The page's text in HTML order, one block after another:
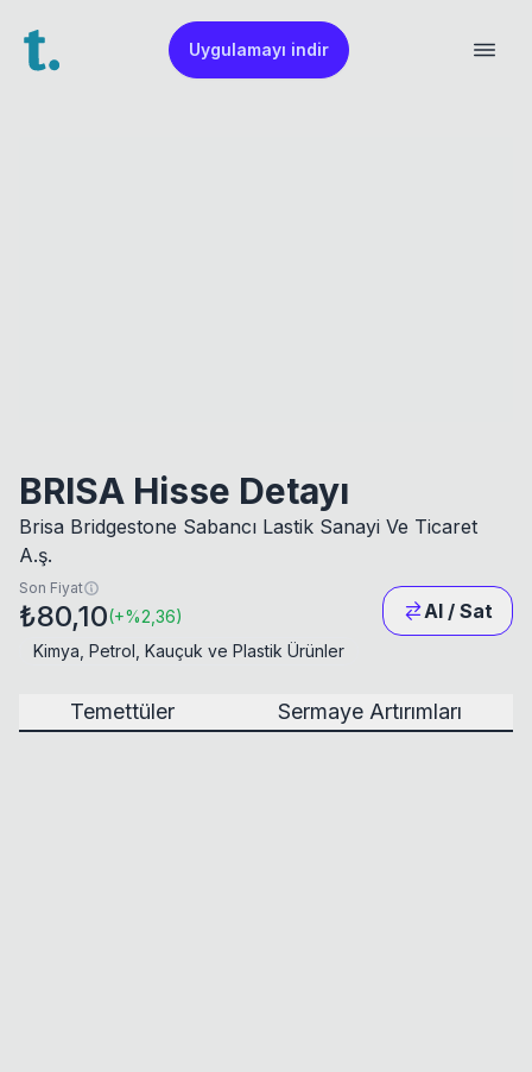
Uygulamayı indir
BRISA Hisse Detayı
Brisa Bridgestone Sabancı Lastik Sanayi Ve Ticaret
A.ş.
Son Fiyat
₺80,10(+%2,36) Al / Sat
Kimya, Petrol, Kauçuk ve Plastik Ürünler
Temettüler Sermaye Artırımları